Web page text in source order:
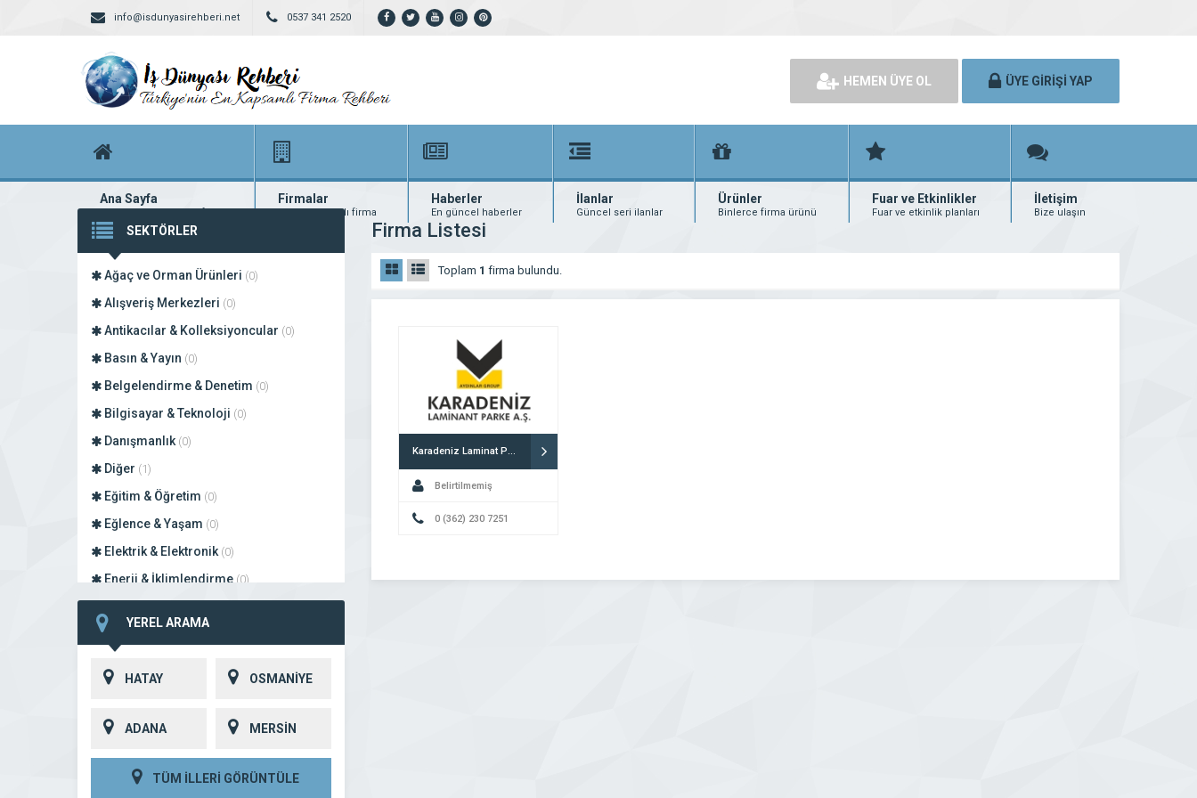
info@isdunyasirehberi.net 0537 341 2520
HEMEN ÜYE OL ÜYE GİRİŞİ YAP
Ana Sayfa
Firma rehberi ana sayfanız
Firmalar
Yüzlerce kayıtlı firma
Haberler
En güncel haberler
İlanlar
Güncel seri ilanlar
Ürünler
Binlerce firma ürünü
Fuar ve Etkinlikler
Fuar ve etkinlik planları
İletişim
Bize ulaşın
SEKTÖRLER
Ağaç ve Orman Ürünleri (0)
Alışveriş Merkezleri (0)
Antikacılar & Kolleksiyoncular (0)
Basın & Yayın (0)
Belgelendirme & Denetim (0)
Bilgisayar & Teknoloji (0)
Danışmanlık (0)
Diğer (1)
Eğitim & Öğretim (0)
Eğlence & Yaşam (0)
Elektrik & Elektronik (0)
Enerji & İklimlendirme (0)
Giyim & Tekstil
Hizmet
İnşaat & Gayrimenkul (0)
Motosiklet Sanayi(0)
YEREL ARAMA
HATAY OSMANİYE
ADANA MERSİN
TÜM İLLERİ GÖRÜNTÜLE
Firma Listesi
Toplam 1 firma bulundu.
Karadeniz Laminat Parke A.Ş. Samsun
Belirtilmemiş
0 (362) 230 7251